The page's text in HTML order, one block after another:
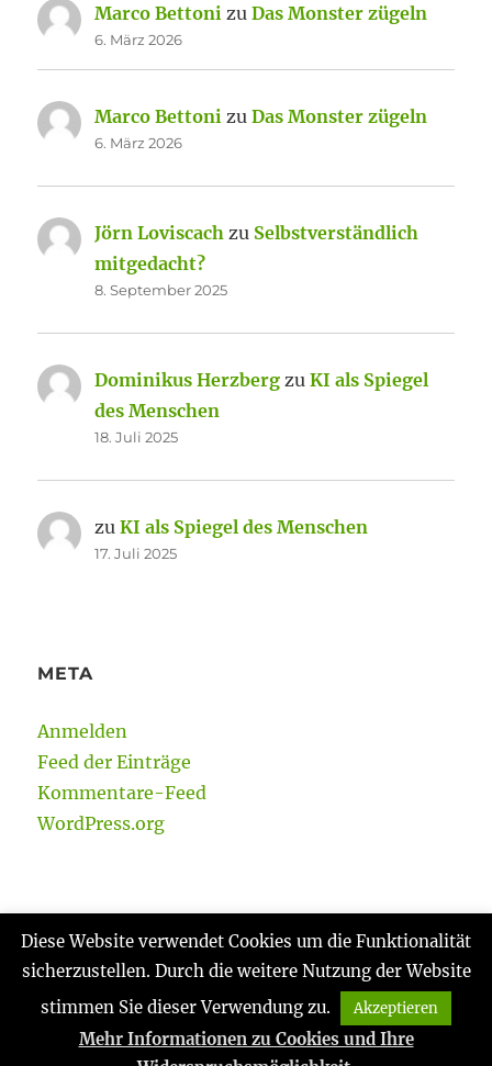
Marco Bettoni zuDas Monster zügeln
6. März 2026
Marco Bettoni zuDas Monster zügeln
6. März 2026
Jörn Loviscach zu Selbstverständlich
mitgedacht?
8. September 2025
Dominikus Herzberg zuKI als Spiegel
des Menschen
18. Juli 2025
zuKI als Spiegel des Menschen
17. Juli 2025
META
Anmelden
Feed der Einträge
Kommentare-Feed
WordPress.org
Gabi Reinmann Datenschutzerklärung
Stolz
präsentiert von WordPress
Diese Website verwendet Cookies um die Funktionalität
sicherzustellen. Durch die weitere Nutzung der Website
stimmen Sie dieser Verwendung zu.
Akzeptieren
Mehr Informationen zu Cookies und Ihre